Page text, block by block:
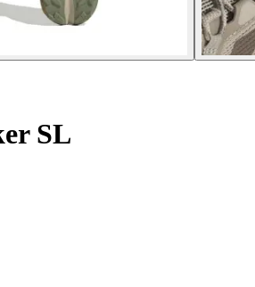
SL